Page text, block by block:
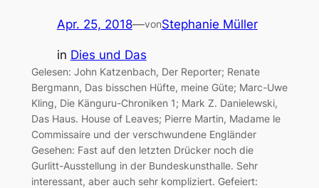
Apr. 25, 2018—vonStephanie Müller
in Dies und Das
Gelesen: John Katzenbach, Der Reporter; Renate
Bergmann, Das bisschen Hüfte, meine Güte; Marc-Uwe
Kling, Die Känguru-Chroniken 1; Mark Z. Danielewski,
Das Haus. House of Leaves; Pierre Martin, Madame le
Commissaire und der verschwundene Engländer
Gesehen: Fast auf den letzten Drücker noch die
Gurlitt-Ausstellung in der Bundeskunsthalle. Sehr
interessant, aber auch sehr kompliziert. Gefeiert: